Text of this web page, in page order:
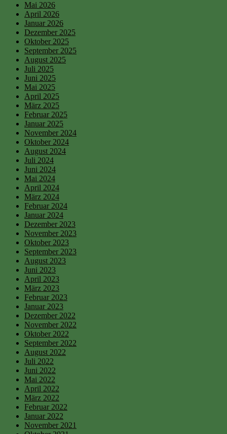
Mai 2026
April 2026
Januar 2026
Dezember 2025
Oktober 2025
September 2025
August 2025
Juli 2025
Juni 2025
Mai 2025
April 2025
März 2025
Februar 2025
Januar 2025
November 2024
Oktober 2024
August 2024
Juli 2024
Juni 2024
Mai 2024
April 2024
März 2024
Februar 2024
Januar 2024
Dezember 2023
November 2023
Oktober 2023
September 2023
August 2023
Juni 2023
April 2023
März 2023
Februar 2023
Januar 2023
Dezember 2022
November 2022
Oktober 2022
September 2022
August 2022
Juli 2022
Juni 2022
Mai 2022
April 2022
März 2022
Februar 2022
Januar 2022
November 2021